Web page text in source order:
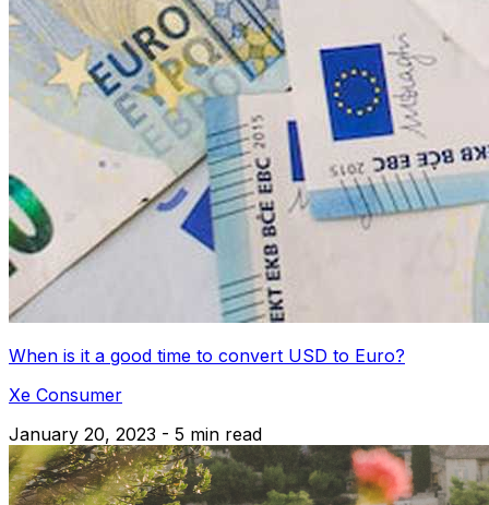
When is it a good time to convert USD to Euro?
Xe Consumer
January 20, 2023 - 5 min read